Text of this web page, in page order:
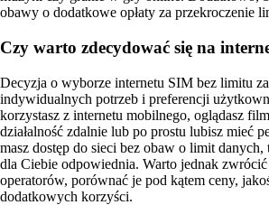
obawy o dodatkowe opłaty za przekroczenie
Czy warto zdecydować się na
Decyzja o wyborze internetu SIM bez limitu
indywidualnych potrzeb i preferencji
korzystasz z internetu mobilnego, oglądasz
działalność zdalnie lub po prostu lubisz mieć
masz dostęp do sieci bez obaw o limit
dla Ciebie odpowiednia. Warto jednak
operatorów, porównać je pod kątem ceny,
dodatkowych korzyści.